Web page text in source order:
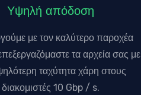
Υψηλή απόδοση
με τον καλύτερο παροχέα
τα αρχεία σας με
ταχύτητα χάρη στους
διακομιστές 10 Gbp / s.